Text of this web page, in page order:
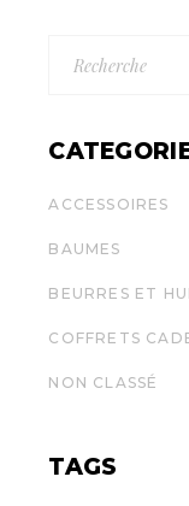
Pour
ACCESSOIRES
BAUMES
BEURRES ET
COFFRETS
NON CLASSÉ
TAGS